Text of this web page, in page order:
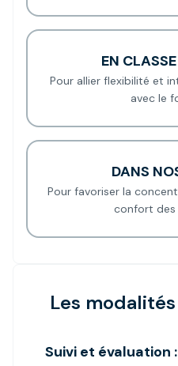
EN
Pour allier flexibilité et
avec le
DANS
Pour favoriser la
confort des
Les
Suivi et évaluation :